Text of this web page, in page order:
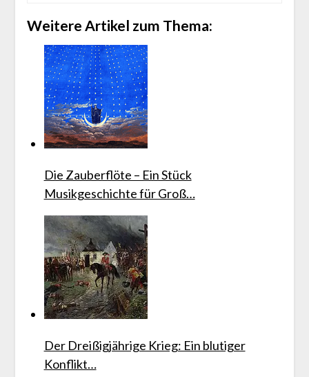
Weitere Artikel zum Thema:
Die Zauberflöte – Ein Stück
Musikgeschichte für Groß…
Der Dreißigjährige Krieg: Ein blutiger
Konflikt…